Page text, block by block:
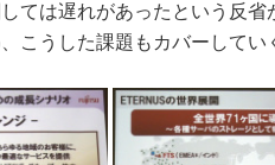
ては遅れがあったという反省
こうした課題もカバーしてい